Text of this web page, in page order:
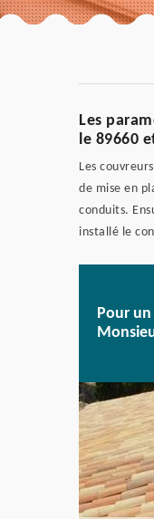
Les
le 89660
Les
de mise en
conduits.
installé le
Pour